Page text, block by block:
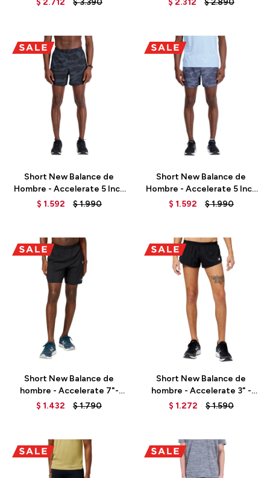
$ 2.712 $3.390 $ 2.312 $2.890
Short New Balance de
Hombre - Accelerate 5 Inch
- MS23229BM -
$ 1.592 $1.990
Short New Balance de
Hombre - Accelerate 5 Inch
- MS23229GR - GREY
$ 1.592 $1.990
Short New Balance de
hombre - Accelerate 7"-
MS23230BK - BLACK
$ 1.432 $1.790
Short New Balance de
hombre - Accelerate 3" -
MS23243BK - BLACK
$ 1.272 $1.590